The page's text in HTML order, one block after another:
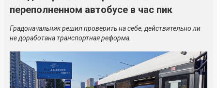
переполненном автобусе в час пик
Градоначальник решил проверить на себе, действительно ли
не доработана транспортная реформа.